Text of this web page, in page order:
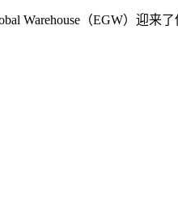
Warehouse（EGW）迎